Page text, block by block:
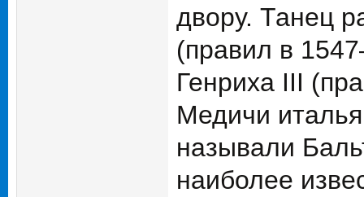
двору. Танец
(правил в
Генриха III
Медичи
называли
наиболее